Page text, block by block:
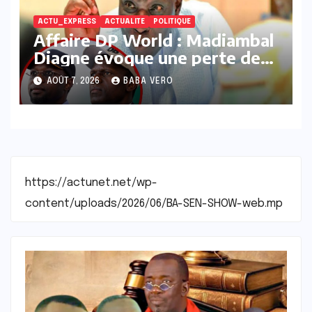
ACTU_EXPRESS ACTUALITE POLITIQUE
Affaire DP World : Madiambal
Diagne évoque une perte de
plus de 20 milliards FCFA et
accuse un « deal » entre
Sonko et Waly Diouf Bodian
AOÛT 7, 2026 BABA VERO
https://actunet.net/wp-
content/uploads/2026/06/BA-SEN-SHOW-web.mp